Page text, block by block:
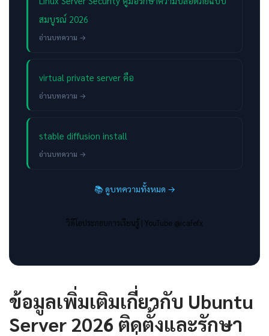
สมบูรณ์ 2026
อ่านบทความ →
virtual private server คือ
อ่านบทความ →
stable diffusion install
อ่านบทความ →
📚 ดูบทความทั้งหมด →
วิดีโอประกอบการเรียนรู้ | YouTube @icafefx
ข้อมูลเพิ่มเติมเกี่ยวกับ Ubuntu
Server 2026 ติดตั้งและรักษา